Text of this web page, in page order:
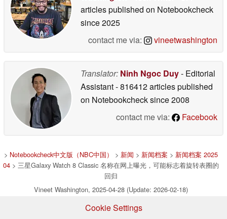
articles published on Notebookcheck
since 2025
contact me via:
vineetwashington
Translator: Ninh Ngoc Duy- Editorial
Assistant- 816412 articles published
on Notebookchecksince 2008
contact me via:
Facebook
> Notebookcheck中文版（NBC中国） > 新闻 > 新闻档案 > 新闻档案 2025
04 > 三星Galaxy Watch 8 Classic 名称在网上曝光，可能标志着旋转表圈的
回归
Vineet Washington, 2025-04-28 (Update: 2026-02-18)
Cookie Settings